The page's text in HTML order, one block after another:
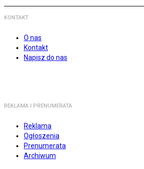
KONTAKT
O nas
Kontakt
Napisz do nas
REKLAMA I PRENUMERATA
Reklama
Ogłoszenia
Prenumerata
Archiwum